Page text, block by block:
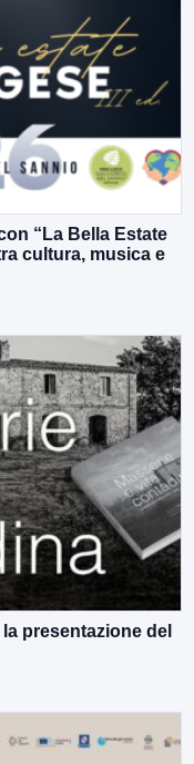
“La Bella Estate
cultura, musica e
presentazione del